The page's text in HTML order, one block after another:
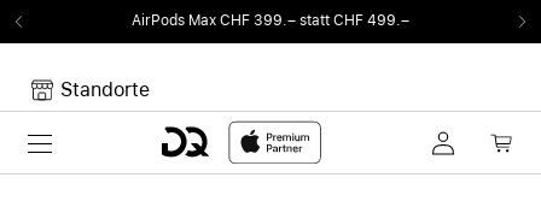
AirPods Max CHF 399.– statt CHF 499.–
Standorte
Toggle navigation